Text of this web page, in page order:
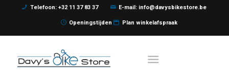
Telefoon: +32 11 37 83 37 E-mail: info@davysbikestore.be
Openingstijden Plan winkelafspraak